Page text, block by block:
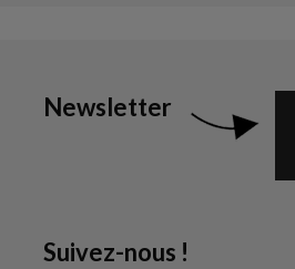
Newsletter
Suivez-nous !